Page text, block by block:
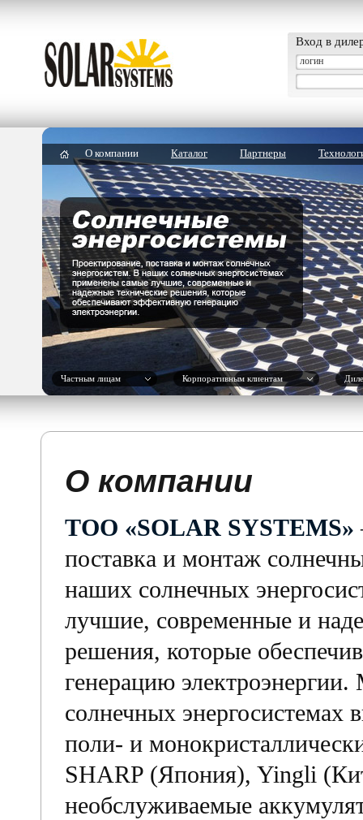
Вход в
О компании Каталог Партнеры
Частным лицам Корпоративным клиентам
О компании
ТОО «SOLAR SYSTEMS»
поставка и монтаж
наших солнечных
лучшие, современные и
решения, которые
генерацию
солнечных энергосистемах
поли- и
SHARP (Япония), Yingli
необслуживаемые